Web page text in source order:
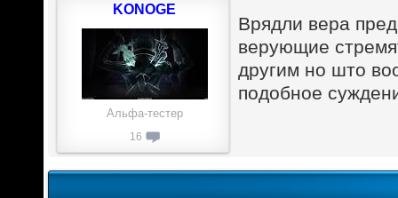
Врядли вера
верующие
другим но што
подобное
KONOGE
Альфа-тестер
16